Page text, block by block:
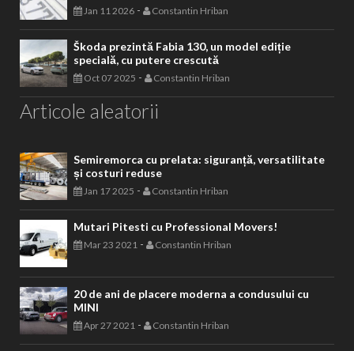
Jan 11 2026 - Constantin Hriban
Škoda prezintă Fabia 130, un model ediție
specială, cu putere crescută
Oct 07 2025 - Constantin Hriban
Articole aleatorii
Semiremorca cu prelata: siguranță, versatilitate
și costuri reduse
Jan 17 2025 - Constantin Hriban
Mutari Pitesti cu Professional Movers!
Mar 23 2021 - Constantin Hriban
20 de ani de placere moderna a condusului cu
MINI
Apr 27 2021 - Constantin Hriban